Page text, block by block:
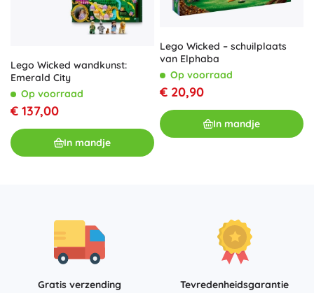
Lego Wicked wandkunst:
Emerald City
Op voorraad
€ 137,00
In mandje
Lego Wicked – schuilplaats
van Elphaba
Op voorraad
€ 20,90
In mandje
Gratis verzending
Tevredenheidsgarantie